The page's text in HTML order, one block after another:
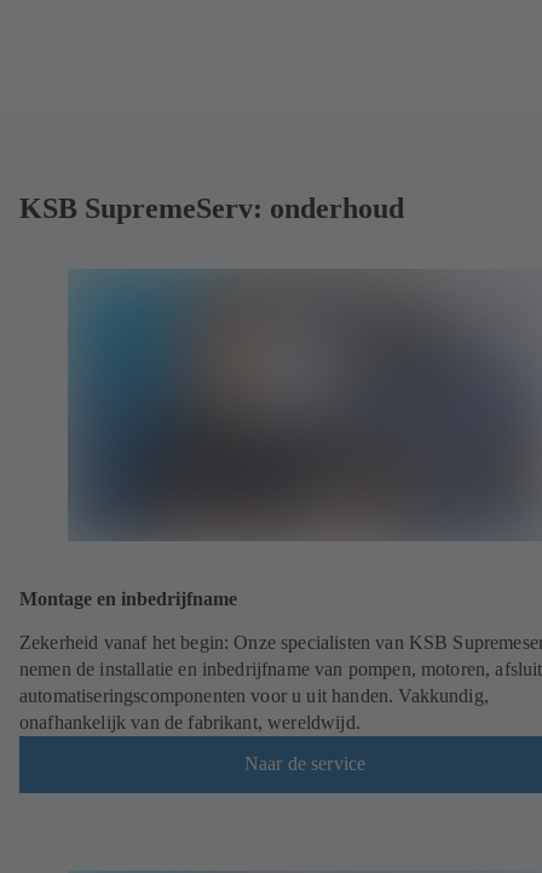
KSB SupremeServ: onderhoud
Montage en inbedrijfname
Zekerheid vanaf het begin: Onze specialisten van KSB
nemen de installatie en inbedrijfname van pompen, motoren,
automatiseringscomponenten voor u uit handen. Vakkundig,
onafhankelijk van de fabrikant, wereldwijd.
Naar de service